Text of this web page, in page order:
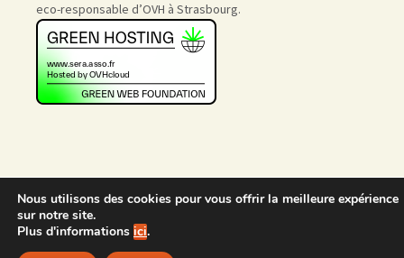
eco-responsable d’OVH à Strasbourg.
Accueil | Nous rejoindre
Admin
Nous utilisons des cookies pour vous offrir la meilleure expérience
sur notre site.
Plus d'informations ici.